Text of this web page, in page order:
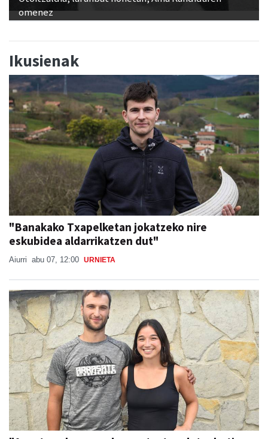
omenez
Ikusienak
"Banakako Txapelketan jokatzeko nire
eskubidea aldarrikatzen dut"
Aiurri abu 07, 12:00 URNIETA